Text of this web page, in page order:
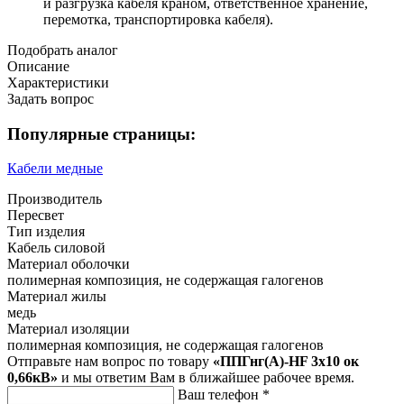
перемотка, транспортировка кабеля).
Подобрать аналог
Описание
Характеристики
Задать вопрос
Популярные страницы:
Кабели медные
Производитель
Пересвет
Тип изделия
Кабель силовой
Материал оболочки
полимерная композиция, не содержащая галогенов
Материал жилы
медь
Материал изоляции
полимерная композиция, не содержащая галогенов
Отправьте нам вопрос по товару «ППГнг(А)-HF 3х10 ок
0,66кВ» и мы ответим Вам в ближайшее рабочее время.
Ваш телефон *